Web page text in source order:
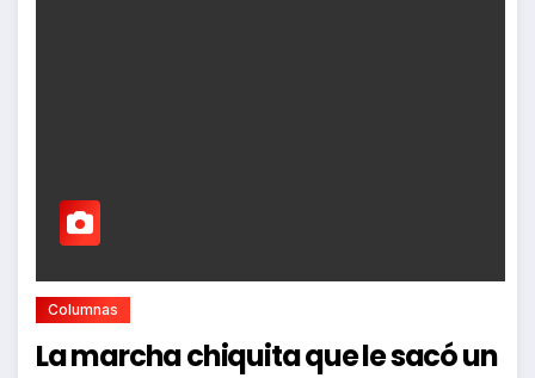
Columnas
La marcha chiquita que le sacó un